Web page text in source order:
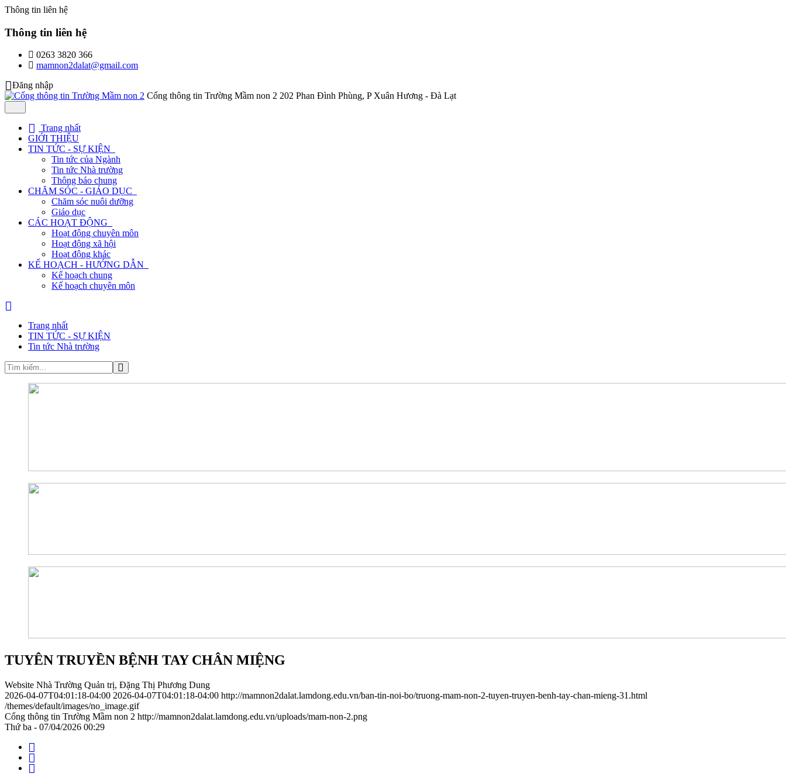
Thông tin liên hệ
Thông tin liên hệ
0263 3820 366
mamnon2dalat@gmail.com
Đăng nhập
Cổng thông tin Trường Mầm non 2 202 Phan Đình Phùng, P Xuân Hương - Đà Lạt
Trang nhất
GIỚI THIỆU
TIN TỨC - SỰ KIỆN
Tin tức của Ngành
Tin tức Nhà trường
Thông báo chung
CHĂM SÓC - GIÁO DỤC
Chăm sóc nuôi dưỡng
Giáo dục
CÁC HOẠT ĐỘNG
Hoạt động chuyên môn
Hoạt động xã hội
Hoạt động khác
KẾ HOẠCH - HƯỚNG DẪN
Kế hoạch chung
Kế hoạch chuyên môn
Trang nhất
TIN TỨC - SỰ KIỆN
Tin tức Nhà trường
TUYÊN TRUYỀN BỆNH TAY CHÂN MIỆNG
Website Nhà Trường Quản trị, Đặng Thị Phương Dung
2026-04-07T04:01:18-04:00 2026-04-07T04:01:18-04:00 http://mamnon2dalat.lamdong.edu.vn/ban-tin-noi-bo/truong-mam-non-2-tuyen-truyen-benh-tay-chan-mieng-31.html
/themes/default/images/no_image.gif
Cổng thông tin Trường Mầm non 2 http://mamnon2dalat.lamdong.edu.vn/uploads/mam-non-2.png
Thứ ba - 07/04/2026 00:29